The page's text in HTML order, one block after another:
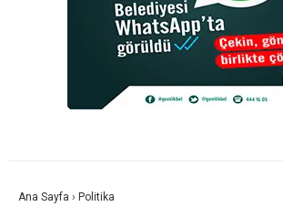
Ana Sayfa › Politika